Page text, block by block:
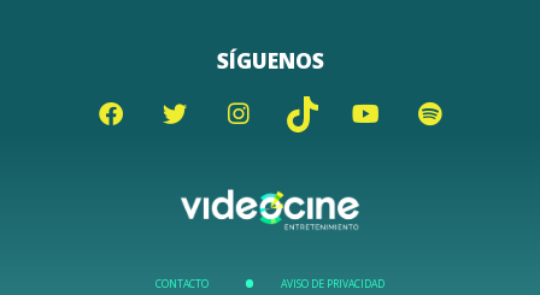
SÍGUENOS
CONTACTO AVISO DE PRIVACIDAD